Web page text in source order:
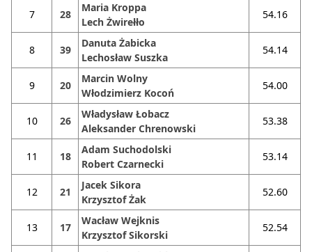
7 28
Maria Kroppa
Lech Żwirełło
54.16
8 39
Danuta Żabicka
Lechosław Suszka
54.14
9 20
Marcin Wolny
Włodzimierz Kocoń
54.00
10 26
Władysław Łobacz
Aleksander Chrenowski
53.38
11 18
Adam Suchodolski
Robert Czarnecki
53.14
12 21
Jacek Sikora
Krzysztof Żak
52.60
13 17
Wacław Wejknis
Krzysztof Sikorski
52.54